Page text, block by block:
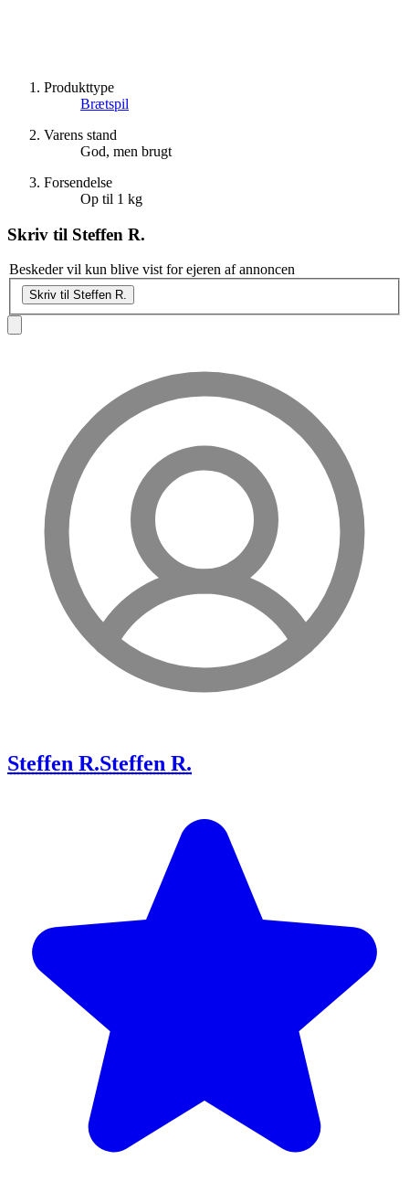
Produkttype
Brætspil
Varens stand
God, men brugt
Forsendelse
Op til 1 kg
Skriv til Steffen R.
Beskeder vil kun blive vist for ejeren af annoncen
Skriv til Steffen R.
Steffen R.Steffen R.